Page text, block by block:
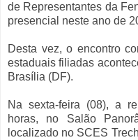
de Representantes da
presencial neste ano de
Desta vez, o encontro
estaduais filiadas
Brasília (DF).
Na sexta-feira (08), a
horas, no Salão
localizado no SCES